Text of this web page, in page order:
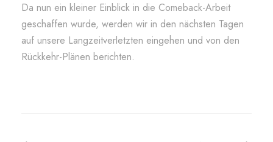
Da nun ein kleiner Einblick in die Comeback-Arbeit
geschaffen wurde, werden wir in den nächsten Tagen
auf unsere Langzeitverletzten eingehen und von den
Rückkehr-Plänen berichten.